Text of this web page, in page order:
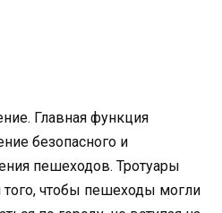
Главная функция
безопасного и
пешеходов. Тротуары
того, чтобы пешеходы могли